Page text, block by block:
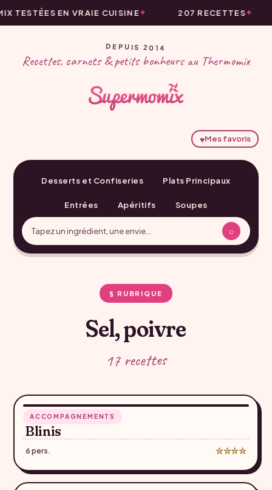
TESTÉES EN VRAIE CUISINE 207 RECETTES
DEPUIS 2014
Recettes, carnets & petits bonheurs au Thermomix
♥Mes favoris
Desserts et Confiseries Plats Principaux
Entrées Apéritifs Soupes
⌕
§ RUBRIQUE
Sel, poivre
17 recettes
ACCOMPAGNEMENTS
Blinis
6 pers. ★★★★